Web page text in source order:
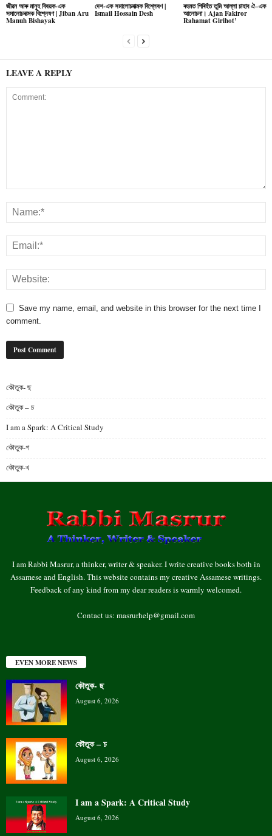
জীৱন আৰু মানুহ বিষয়ক-এক
সমালোচনাত্মক বিশ্লেষণ | Jiban Aru
Manuh Bishayak
দেশ-এক সমালোচনাত্মক বিশ্লেষণ |
Ismail Hossain Desh
ৰহমত গিৰিহঁত তুমি আল্লা চাহাব ঐ–এক
আলোচনা। Ajan Fakiror
Rahamat Girihot’
LEAVE A REPLY
Save my name, email, and website in this browser for the next time I
comment.
কৌতুক- ছ
কৌতুক – চ
I am a Spark: A Critical Study
কৌতুক-গ
কৌতুক-খ
I am Rabbi Masrur, a thinker, writer & speaker. I write creative books both in
Assamese and English. This website contains my creative Assamese writings.
Feedback of any kind from my dear readers is warmly welcomed.
Contact us: masrurhelp@gmail.com
EVEN MORE NEWS
কৌতুক- ছ
August 6, 2026
কৌতুক – চ
August 6, 2026
I am a Spark: A Critical Study
August 6, 2026